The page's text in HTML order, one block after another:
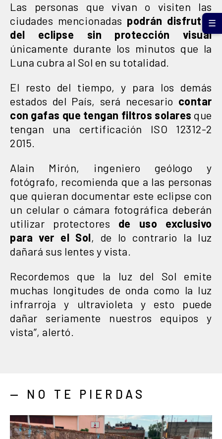
Las personas que vivan o visiten las
ciudades mencionadas podrán disfrutar
del eclipse sin protección visual
únicamente durante los minutos que la
Luna cubra al Sol en su totalidad.
El resto del tiempo, y para los demás
estados del País, será necesario contar
con gafas que tengan filtros solares que
tengan una certificación ISO 12312-2
2015.
Alain Mirón, ingeniero geólogo y
fotógrafo, recomienda que a las personas
que quieran documentar este eclipse con
un celular o cámara fotográfica deberán
utilizar protectores de uso exclusivo
para ver el Sol, de lo contrario la luz
dañará sus lentes y vista.
Recordemos que la luz del Sol emite
muchas longitudes de onda como la luz
infrarroja y ultravioleta y esto puede
dañar seriamente nuestros equipos y
vista”, alertó.
— NO TE PIERDAS
☰